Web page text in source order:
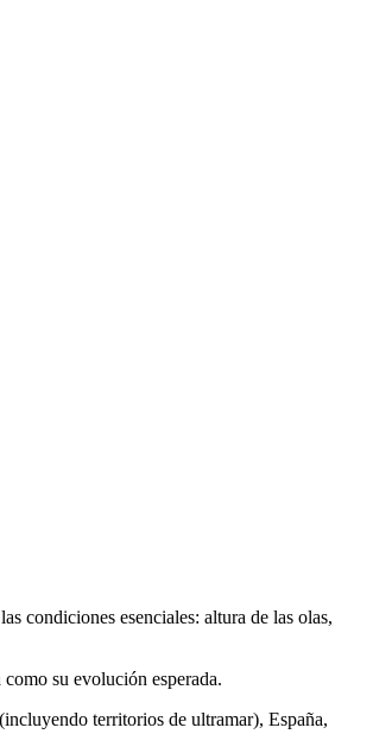
condiciones esenciales: altura de las olas,
su evolución esperada.
territorios de ultramar), España,